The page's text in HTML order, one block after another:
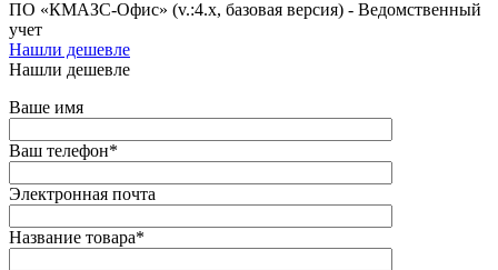
ПО «КМАЗС-Офис» (v.:4.x, базовая версия) - Ведомственный
учет
Нашли дешевле
Нашли дешевле
Ваше имя
Ваш телефон*
Электронная почта
Название товара*